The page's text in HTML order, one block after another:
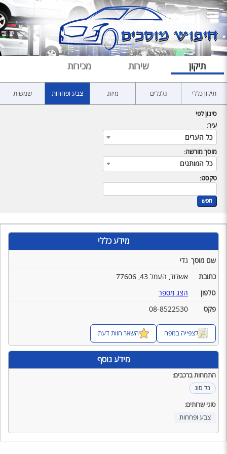
תיקון שירות מכירות
תיקון כללי גלגלים מיזוג צבע ופחחות שמשות
סינון לפי
עיר:
כל הערים
מוסך מורשה:
כל המותגים
טקסט:
חפש
מידע כללי
שם מוסך גדי
כתובת
אשדוד, העמל 43, 77606
טלפון
הצג מספר
פקס
08-8522530
לצפייה במפה השאר חוות דעת
מידע נוסף
התמחות ברכבים:
כל סוג
סוגי שרותים:
צבע ופחחות